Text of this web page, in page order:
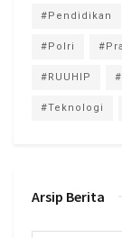
#Pendidikan
#Polri
#RUUHIP
#Teknologi
Arsip Berita